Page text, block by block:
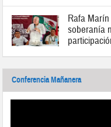
Rafa
soberanía
Conferencia Mañanera